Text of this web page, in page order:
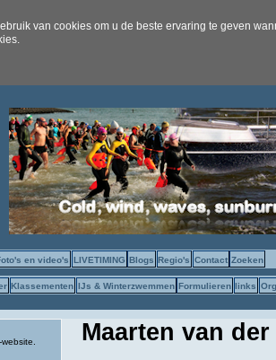
van cookies om u de beste ervaring te geven
en video's LIVETIMING Blogs Regio's Contact Zoeken
Klassementen IJs & Winterzwemmen Formulieren links
Maarten van